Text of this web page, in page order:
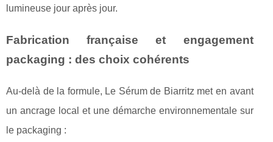
lumineuse jour après jour.
Fabrication française et engagement
packaging : des choix cohérents
Au-delà de la formule, Le Sérum de Biarritz met en avant
un ancrage local et une démarche environnementale sur
le packaging :